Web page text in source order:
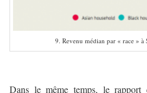
9. Revenu médian par « race »
Dans le même temps, le rapport